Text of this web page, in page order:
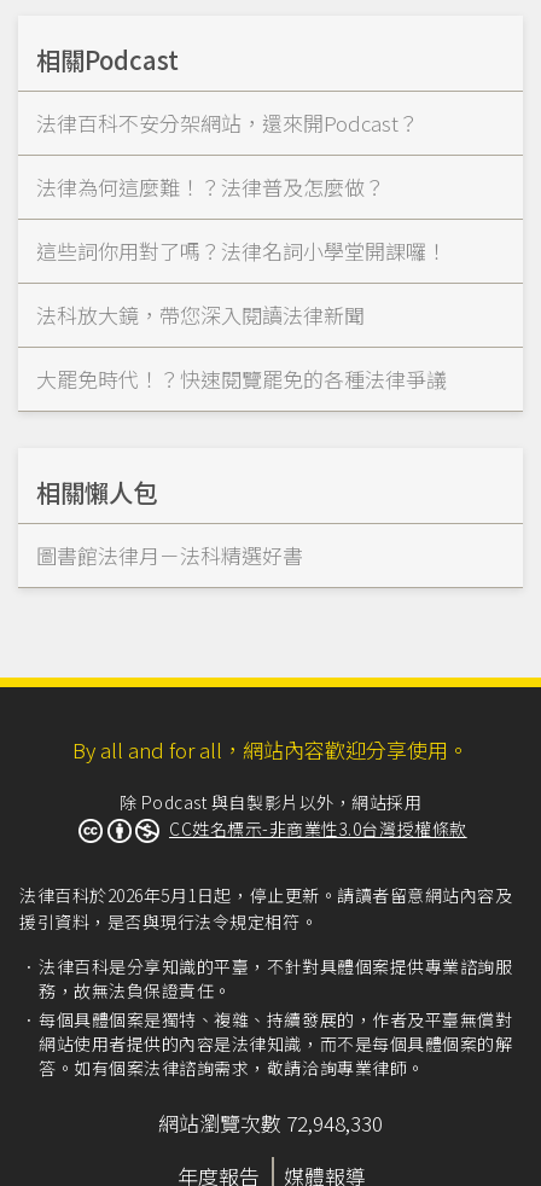
相關Podcast
法律百科不安分架網站，還來開Podcast？
法律為何這麼難！？法律普及怎麼做？
這些詞你用對了嗎？法律名詞小學堂開課囉！
法科放大鏡，帶您深入閱讀法律新聞
大罷免時代！？快速閱覽罷免的各種法律爭議
相關懶人包
圖書館法律月－法科精選好書
By all and for all，網站內容歡迎分享使用。
除 Podcast 與自製影片以外，網站採用
CC姓名標示-非商業性3.0台灣授權條款
法律百科於2026年5月1日起，停止更新。請讀者留意網站內容及
援引資料，是否與現行法令規定相符。
法律百科是分享知識的平臺，不針對具體個案提供專業諮詢服
務，故無法負保證責任。
每個具體個案是獨特、複雜、持續發展的，作者及平臺無償對
網站使用者提供的內容是法律知識，而不是每個具體個案的解
答。如有個案法律諮詢需求，敬請洽詢專業律師。
網站瀏覽次數 72,948,330
年度報告
媒體報導